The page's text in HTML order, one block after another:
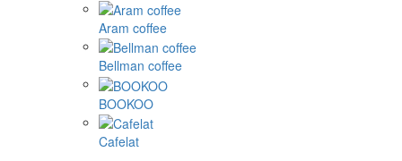
Aram coffee
Bellman coffee
BOOKOO
Cafelat